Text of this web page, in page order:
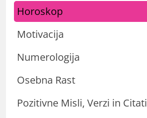
Horoskop
Motivacija
Numerologija
Osebna Rast
Pozitivne Misli, Verzi in Citati